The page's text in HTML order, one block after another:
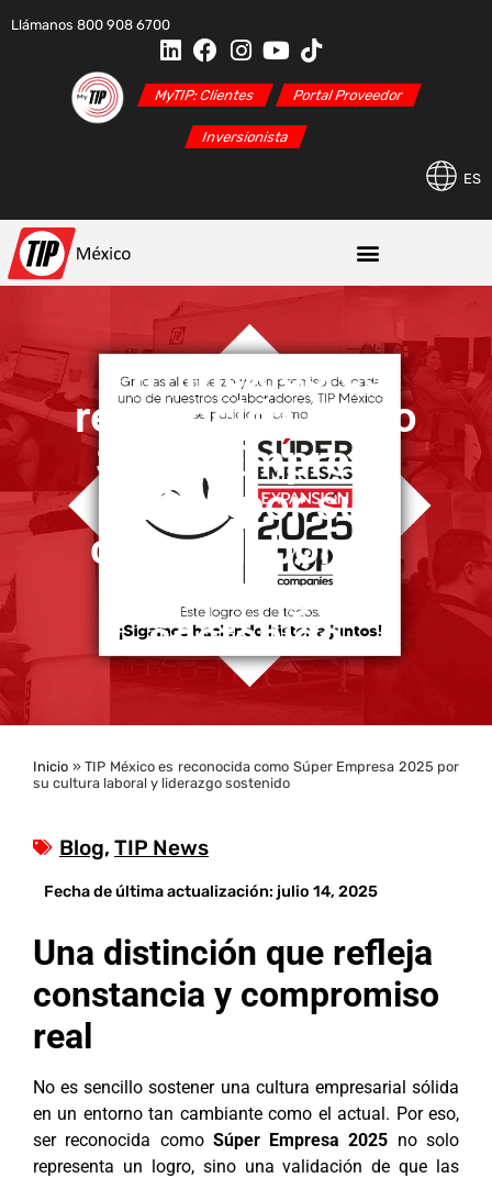
Llámanos 800 908 6700
MyTIP: Clientes Portal Proveedor
Inversionista
ES
TIP México es
reconocida como
Súper Empresa
2025 por su
cultura laboral y
liderazgo
sostenido
Inicio » TIP México es reconocida como Súper Empresa 2025 por
su cultura laboral y liderazgo sostenido
Blog, TIP News
Fecha de última actualización: julio 14, 2025
Una distinción que refleja
constancia y compromiso
real
No es sencillo sostener una cultura empresarial sólida
en un entorno tan cambiante como el actual. Por eso,
ser reconocida como Súper Empresa 2025 no solo
representa un logro, sino una validación de que las